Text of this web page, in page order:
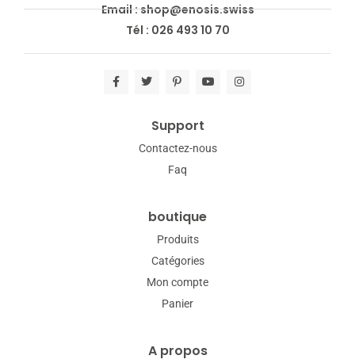
Email : shop@enosis.swiss
Tél : 026 493 10 70
Support
Contactez-nous
Faq
boutique
Produits
Catégories
Mon compte
Panier
A propos